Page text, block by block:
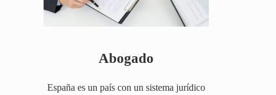
Abogado
España es un país con un sistema jurídico